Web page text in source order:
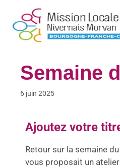
Semaine
6 juin 2025
Ajoutez votre
Retour sur la semaine
vous proposait un